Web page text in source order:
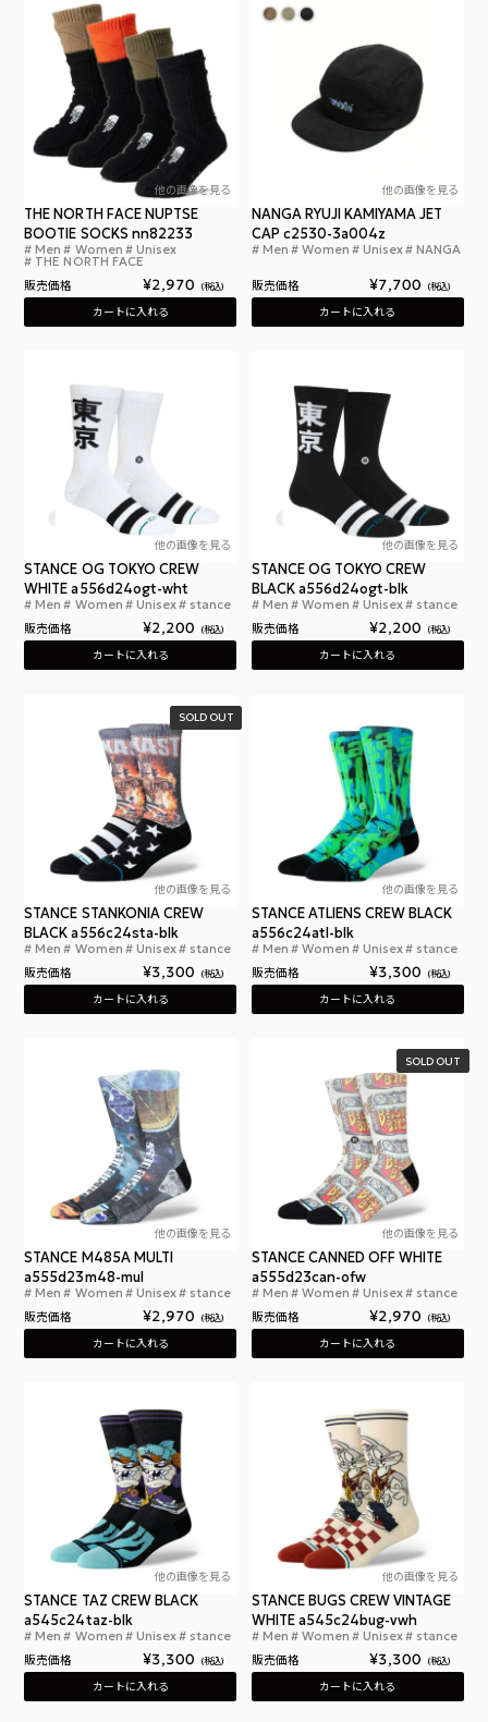
他の画像を見る
ザ ノース フェイス ヌプシ ブーティー ソックス
THE NORTH FACE NUPTSE
BOOTIE SOCKS nn82233
Men Women Unisex
THE NORTH FACE
販売価格 ¥2,970 税込
カートに入れる
他の画像を見る
NANGA RYUJI KAMIYAMA JET
CAP c2530-3a004z
Men Women Unisex NANGA
販売価格 ¥7,700 税込
カートに入れる
他の画像を見る
スタンス オージー トウキョー クルー ホワイト
STANCE OG TOKYO CREW
WHITE a556d24ogt-wht
Men Women Unisex stance
販売価格 ¥2,200 税込
カートに入れる
他の画像を見る
STANCE OG TOKYO CREW
BLACK a556d24ogt-blk
Men Women Unisex stance
販売価格 ¥2,200 税込
カートに入れる
他の画像を見る
スタンス スタンコニア クルー ブラック
STANCE STANKONIA CREW
BLACK a556c24sta-blk
Men Women Unisex stance
販売価格 ¥3,300 税込
SOLD OUT
カートに入れる
他の画像を見る
STANCE ATLIENS CREW BLACK
a556c24atl-blk
Men Women Unisex stance
販売価格 ¥3,300 税込
カートに入れる
他の画像を見る
スタンス M485A マルチ
STANCE M485A MULTI
a555d23m48-mul
Men Women Unisex stance
販売価格 ¥2,970 税込
カートに入れる
他の画像を見る
STANCE CANNED OFF WHITE
a555d23can-ofw
Men Women Unisex stance
販売価格 ¥2,970 税込
SOLD OUT
カートに入れる
他の画像を見る
スタンス タズ クルー ブラック
STANCE TAZ CREW BLACK
a545c24taz-blk
Men Women Unisex stance
販売価格 ¥3,300 税込
カートに入れる
他の画像を見る
STANCE BUGS CREW VINTAGE
WHITE a545c24bug-vwh
Men Women Unisex stance
販売価格 ¥3,300 税込
カートに入れる